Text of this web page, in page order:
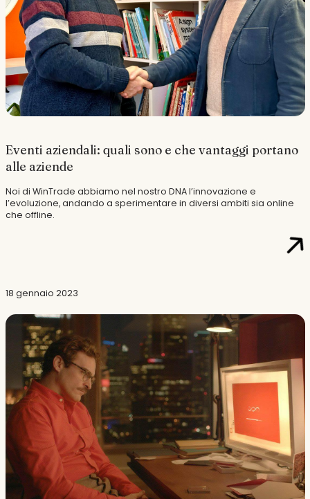
Eventi aziendali: quali sono e che vantaggi portano
alle aziende
Noi di WinTrade abbiamo nel nostro DNA l’innovazione e
l’evoluzione, andando a sperimentare in diversi ambiti sia online
che offline.
18 gennaio 2023